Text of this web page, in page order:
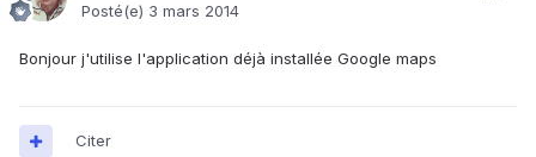
Posté(e) 3 mars 2014
Bonjour j'utilise l'application déjà installée Google maps
Citer